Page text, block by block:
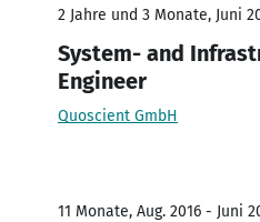
2 Jahre und 3 Monate, Juni
System- and
Engineer
Quoscient GmbH
11 Monate, Aug. 2016 - Juni